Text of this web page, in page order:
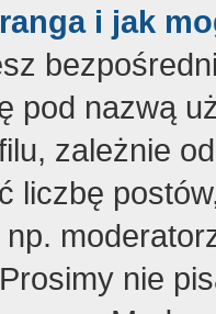
i jak
pod nazwą
zależnie
liczbę
nie